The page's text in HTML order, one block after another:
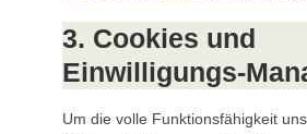
3. Cookies und
Einwilligungs-
Um die volle Funktionsfähigkeit